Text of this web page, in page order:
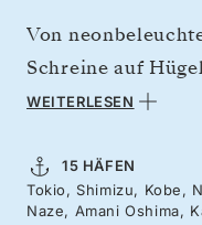
Von
Schreine auf
Korallenriffen –
Vergessen Sie
glaubten – in 24
WEITERLESEN
15 HÄFEN
Tokio, Shimizu, Kobe,
Naze, Amani Oshima,